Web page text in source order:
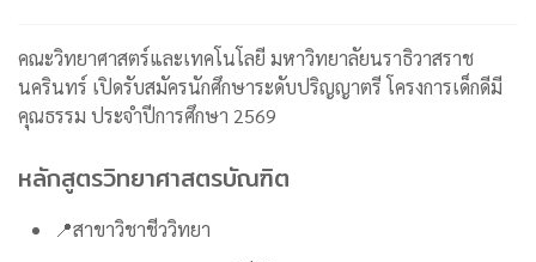
คณะวิทยาศาสตร์และเทคโนโลยี มหาวิทยาลัยนราธิวาสราช
นครินทร์ เปิดรับสมัครนักศึกษาระดับปริญญาตรี โครงการเด็กดีมี
คุณธรรม ประจำปีการศึกษา 2569
หลักสูตรวิทยาศาสตรบัณฑิต
📍สาขาวิชาชีววิทยา